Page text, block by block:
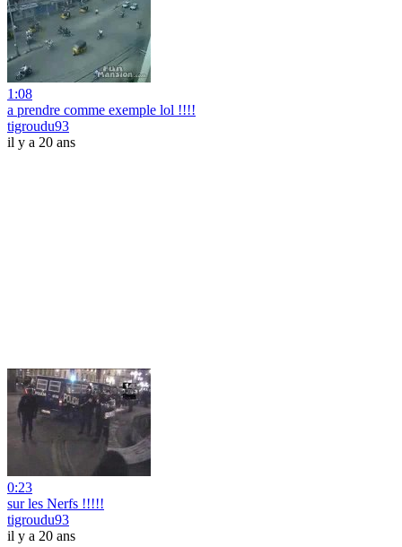
1:08
a prendre comme exemple lol !!!!
tigroudu93
il y a 20 ans
0:23
sur les Nerfs !!!!!
tigroudu93
il y a 20 ans